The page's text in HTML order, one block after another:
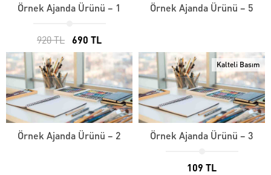
Örnek Ajanda Ürünü – 1
920 TL 690 TL
Örnek Ajanda Ürünü – 5
Örnek Ajanda Ürünü – 2
Kalteli Basım
Örnek Ajanda Ürünü – 3
109 TL